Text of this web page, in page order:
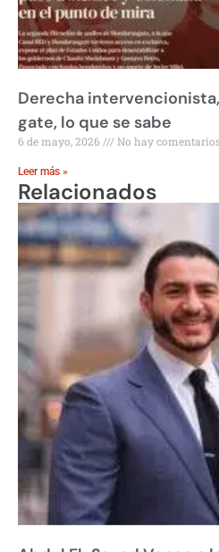
Derecha
gate, lo que se sabe
6 de mayo, 2026 No hay
Leer más »
Relacionados